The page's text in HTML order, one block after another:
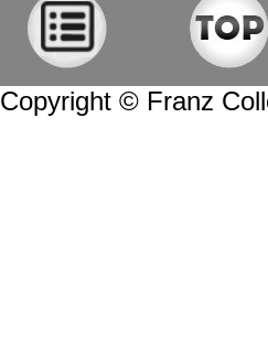
Copyright © Franz